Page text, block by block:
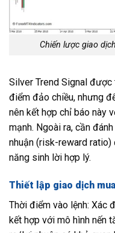
Chiến lược giao
Silver Trend Signal được
điểm đảo chiều, nhưng
nên kết hợp chỉ báo này
mạnh. Ngoài ra, cần
nhuận (risk-reward
năng sinh lời hợp lý.
Thiết lập giao dịch
Thời điểm vào lệnh: Xác
kết hợp với mô hình nến